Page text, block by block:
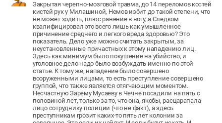
Закрытая черепно-мозговой травма, до 14 переломов костей
кистей рук у Милашиной, Немов избит до такой степени, что
не может ходить, плюс ранение в ногу, а Следком
квалифицировал это всего лишь как умышленное
причинение среднего и легкого вреда здоровью? Это
показатель. Дело уже можно считать закрытым, за
неустановленные причастных к этому нападению лиц.
Здесь как минимум было покушение на убийство, и
уголовное дело надо было возбуждать именно по этой
статье. К тому же, нападение было совершено
вооруженными лицами, то есть преступление совершено
группой, что также является отягчающим моментом.
Несчастную Зарему Мусаеву в Чечне посадили на пять с
половиной лет, только за то, что она, якобы, расцарапала
лицо сотруднику полиции (что не факт), а здесь
преступникам грозит каких-то пять лет колонии за